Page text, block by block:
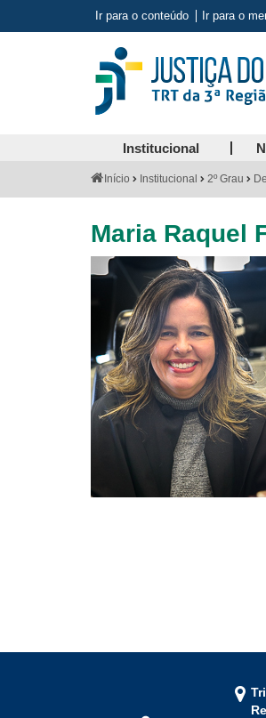
Ir para o conteúdo Ir para o
Institucional
VocêInício Institucional 2º Grau
Maria Raquel